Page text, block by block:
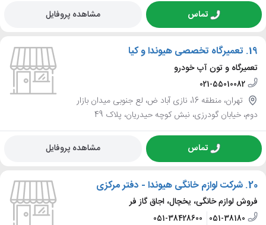
تماس مشاهده پروفایل
19. تعمیرگاه تخصصی هیوندا و کیا
تعمیرگاه و تون آپ خودرو
021-55010082
تهران، منطقه 16، نازی آباد ض، لع جنوبی میدان بازار
دوم، خیابان گودرزی، نبش کوچه حیدریان، پلاک 49
تماس مشاهده پروفایل
20. شرکت لوازم خانگی هیوندا - دفتر مرکزی
فروش لوازم خانگی، یخچال، اجاق گاز فر
051-38180
051-38428600